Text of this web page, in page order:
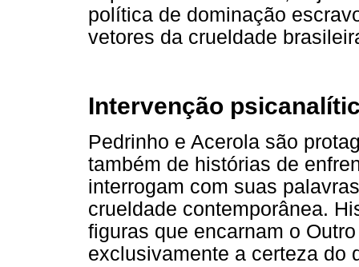
política de dominação
vetores da crueldade
Intervenção
Pedrinho e Acerola são
também de histórias de
interrogam com suas
crueldade contemporânea.
figuras que encarnam o
exclusivamente a certeza do